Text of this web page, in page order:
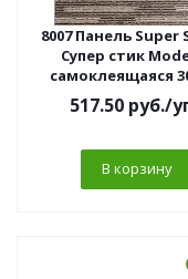
8007 Панель Super
Супер стик
самоклеящаяся
рогожка беж
(10 шт/уп)
517.50руб./
В корзину